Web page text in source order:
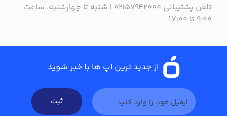
تلفن پشتیبانی ۰۲۱۵۷۹۴۲۰۰۰ | شنبه تا چهارشنبه، ساعت
۹:۰۰ تا ۱۷:۰۰
از جدید ترین اپ ها با خبر شوید
ثبت